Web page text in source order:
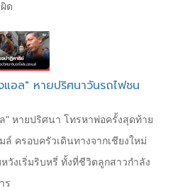
ด
อล" หายปริศนาวันรถไฟชน
" หายปริศนา โทรหาพ่อครั้งสุดท้าย
ล์ ครอบครัวเดินทางจากเชียงใหม่
วังเริ่มริบหรี่ ทั้งที่ชีวิตลูกสาวกำลัง
ร